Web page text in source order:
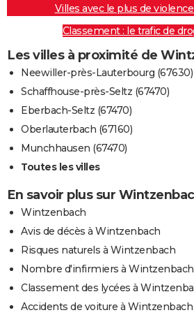
Villes avec le plus de
Classement : le trafic de
Les villes à proximité de
Neewiller-près-Lauterbourg (67630)
Schaffhouse-près-Seltz (67470)
Eberbach-Seltz (67470)
Oberlauterbach (67160)
Munchhausen (67470)
Toutes les villes
En savoir plus sur
Wintzenbach
Avis de décès à Wintzenbach
Risques naturels à Wintzenbach
Nombre d'infirmiers à Wintzenbach
Classement des lycées à
Accidents de voiture à Wintzenbach